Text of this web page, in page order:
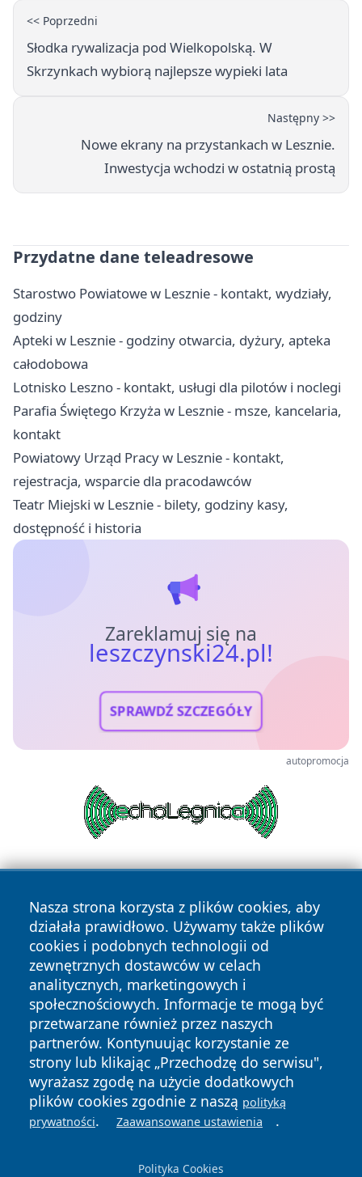
<< Poprzedni
Słodka rywalizacja pod Wielkopolską. W
Skrzynkach wybiorą najlepsze wypieki lata
Następny >>
Nowe ekrany na przystankach w Lesznie.
Inwestycja wchodzi w ostatnią prostą
Przydatne dane teleadresowe
Starostwo Powiatowe w Lesznie - kontakt, wydziały,
godziny
Apteki w Lesznie - godziny otwarcia, dyżury, apteka
całodobowa
Lotnisko Leszno - kontakt, usługi dla pilotów i noclegi
Parafia Świętego Krzyża w Lesznie - msze, kancelaria,
kontakt
Powiatowy Urząd Pracy w Lesznie - kontakt,
rejestracja, wsparcie dla pracodawców
Teatr Miejski w Lesznie - bilety, godziny kasy,
dostępność i historia
Zareklamuj się na
leszczynski24.pl!
SPRAWDŹ SZCZEGÓŁY
autopromocja
Nasza strona korzysta z plików cookies, aby
działała prawidłowo. Używamy także plików
cookies i podobnych technologii od
zewnętrznych dostawców w celach
analitycznych, marketingowych i
społecznościowych. Informacje te mogą być
przetwarzane również przez naszych
partnerów. Kontynuując korzystanie ze
strony lub klikając „Przechodzę do serwisu",
wyrażasz zgodę na użycie dodatkowych
plików cookies zgodnie z naszą polityką
prywatności. Zaawansowane ustawienia .
Polityka Cookies
Copyright © 2026 leszczynski24.pl Wszystkie prawa
zastrzeżone.
News Autorzy
Polityka
Prywatności
Polityka
Cookies